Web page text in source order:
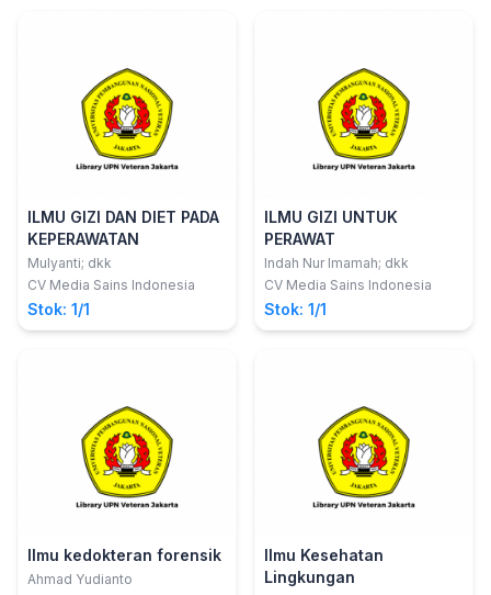
ILMU GIZI DAN DIET PADA
KEPERAWATAN
Mulyanti; dkk
CV Media Sains Indonesia
Stok: 1/1
ILMU GIZI UNTUK
PERAWAT
Indah Nur Imamah; dkk
CV Media Sains Indonesia
Stok: 1/1
Ilmu kedokteran forensik
Ahmad Yudianto
Ilmu Kesehatan
Lingkungan